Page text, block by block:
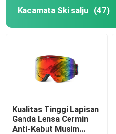
Kacamata Ski salju (47)
Kualitas Tinggi Lapisan
Ganda Lensa Cermin
Anti-Kabut Musim